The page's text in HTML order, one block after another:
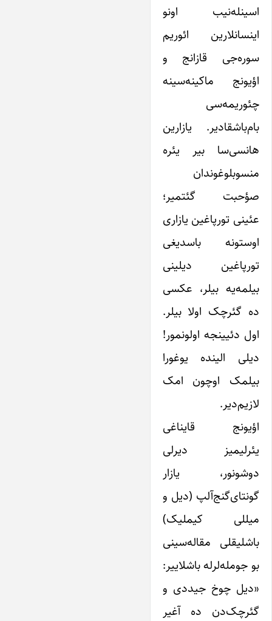
اسینله‌نیب اونو
اینسانلارین ائوریم
سوره‌جی قازانج و
اؤیونج ماکینه‌سینه
چئوریمه‌سی
بام‌باشقادیر. یازارین
هانسی‌سا بیر یئره
منسوبلوغوندان
صؤحبت گئتمیر؛
عئینی تورپاغین یازاری
اوستونه باسدیغی
تورپاغین دیلینی
بیلمه‌یه بیلر، عکسی
ده گئرچک اولا بیلر.
اول دئیینجه اولونمور!
دیلی الینده یوغورا
بیلمک اوچون امک
لازیم‌دیر.
اؤیونج قایناغی
یئرلیمیز دیرلی
دوشونور، یازار
گونتای‌گنج‌آلپ (دیل و
میللی کیملیک)
باشلیقلی مقاله‌سینی
بو جومله‌لرله باشلاییر:
«دیل چوخ جیددی و
گئرچک‌دن ده آغیر